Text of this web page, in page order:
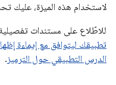
لاستخدام هذه الميزة، عليك
للاطّلاع على مستندات
تطبيقك ليتوافق مع إيماءة
الدرس التطبيقي حول الترميز.